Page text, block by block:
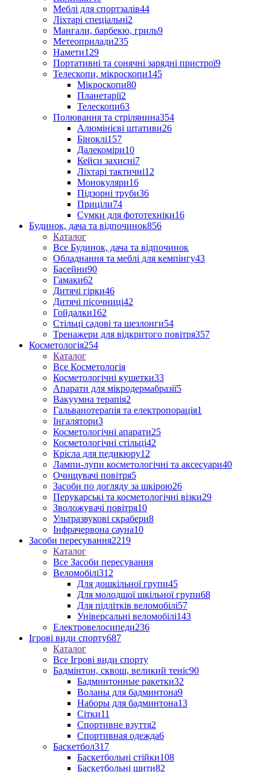
Меблі для спортзалів44
Ліхтарі спеціальні2
Мангали, барбекю, гриль9
Метеоприлади235
Намети129
Портативні та сонячні зарядні пристрої9
Телескопи, мікроскопи145
Мікроскопи80
Планетарії2
Телескопи63
Полювання та стрілянина354
Алюмінієві штативи26
Біноклі157
Далекоміри10
Кейси захисні7
Ліхтарі тактичні12
Монокуляри16
Підзорні труби36
Приціли74
Сумки для фототехніки16
Будинок, дача та відпочинок856
Каталог
Все Будинок, дача та відпочинок
Обладнання та меблі для кемпінгу43
Басейни90
Гамаки62
Дитячі гірки46
Дитячі пісочниці42
Гойдалки162
Стільці садові та шезлонги54
Тренажери для відкритого повітря357
Косметологія254
Каталог
Все Косметологія
Косметологічні кушетки33
Апарати для мікродермабразії5
Вакуумна терапія2
Гальванотерапія та електропорація1
Інгалятори3
Косметологічні апарати25
Косметологічні стільці42
Крісла для педикюру12
Лампи-лупи косметологічні та аксесуари40
Очищувачі повітря5
Засоби по догляду за шкірою26
Перукарські та косметологічні візки29
Зволожувачі повітря10
Ультразвукові скрабери8
Інфрачервона сауна10
Засоби пересування2219
Каталог
Все Засоби пересування
Веломобілі312
Для дошкільної групи45
Для молодшої шкільної групи68
Для підлітків веломобілі57
Універсальні веломобілі143
Електровелосипеди236
Ігрові види спорту687
Каталог
Все Ігрові види спорту
Бадмінтон, сквош, великий теніс90
Бадминтонные ракетки32
Воланы для бадминтона9
Наборы для бадминтона13
Сітки11
Спортивне взуття2
Спортивная одежда6
Баскетбол317
Баскетбольні стійки108
Баскетбольні щити82